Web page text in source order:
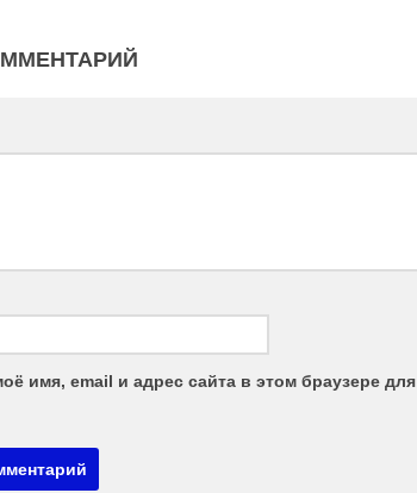
имя, email и адрес сайта в этом браузере